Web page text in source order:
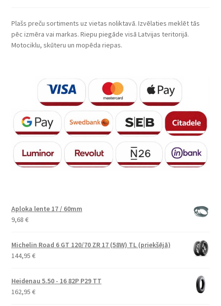
Plašs preču sortiments uz vietas noliktavā. Izvēlaties meklēt tās
pēc izmēra vai markas. Riepu piegāde visā Latvijas teritorijā.
Motociklu, skūteru un mopēda riepas.
Aploka lente 17 / 60mm
9,68 €
Michelin Road 6 GT 120/70 ZR 17 (58W) TL (priekšējā)
144,95 €
Heidenau 5.50 - 16 82P P29 TT
162,95 €